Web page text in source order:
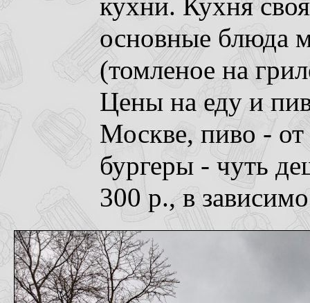
кухни. Кухня
основные блюда
(томленое на
Цены на еду и
Москве, пиво - от
бургеры - чуть
300 р., в